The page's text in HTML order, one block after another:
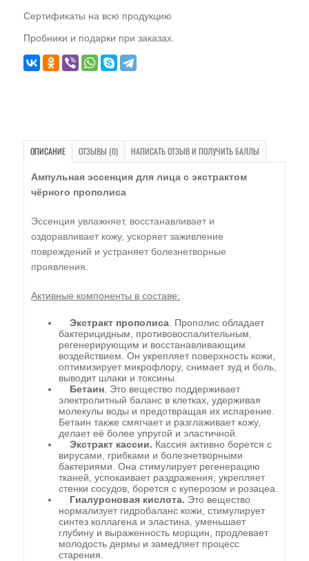
Сертификаты на всю продукцию
Пробники и подарки при заказах.
ОПИСАНИЕ ОТЗЫВЫ (0) НАПИСАТЬ ОТЗЫВ И ПОЛУЧИТЬ БАЛЛЫ
Ампульная эссенция для лица с экстрактом
чёрного прополиса
Эссенция увлажняет, восстанавливает и
оздоравливает кожу, ускоряет заживление
повреждений и устраняет болезнетворные
проявления.
Активные компоненты в составе:
Экстракт прополиса . Прополис обладает
бактерицидным, противовоспалительным,
регенерирующим и восстанавливающим
воздействием. Он укрепляет поверхность кожи,
оптимизирует микрофлору, снимает зуд и боль,
выводит шлаки и токсины.
Бетаин . Это вещество поддерживает
электролитный баланс в клетках, удерживая
молекулы воды и предотвращая их испарение.
Бетаин также смягчает и разглаживает кожу,
делает её более упругой и эластичной.
Экстракт кассии. Кассия активно борется с
вирусами, грибками и болезнетворными
бактериями. Она стимулирует регенерацию
тканей, успокаивает раздражения, укрепляет
стенки сосудов, борется с куперозом и розацеа.
Гиалуроновая кислота. Это вещество
нормализует гидробаланс кожи, стимулирует
синтез коллагена и эластина, уменьшает
глубину и выраженность морщин, продлевает
молодость дермы и замедляет процесс
старения.